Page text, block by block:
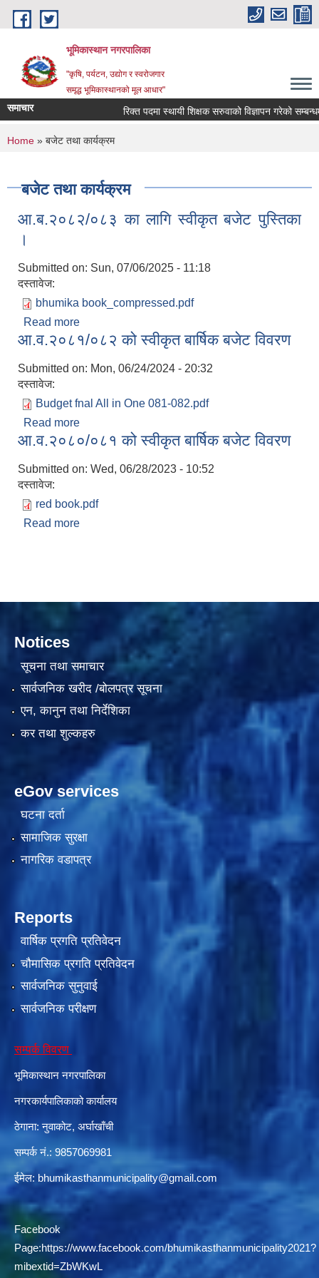
Skip to main content
भूमिकास्थान नगरपालिका
"कृषि, पर्यटन, उद्योग र स्वरोजगार
समृद्ध भूमिकास्थानको मूल आधार"
समाचार रिक्त पदमा स्थायी शिक्षक सरुवाको विज्ञापन गरेको सम्बन्धमा
You are here
Home » बजेट तथा कार्यक्रम
बजेट तथा कार्यक्रम
आ.ब.२०८२/०८३ का लागि स्वीकृत बजेट पुस्तिका
।
Submitted on: Sun, 07/06/2025 - 11:18
दस्तावेज:
bhumika book_compressed.pdf
Read more
आ.व.२०८१/०८२ को स्वीकृत बार्षिक बजेट विवरण
Submitted on: Mon, 06/24/2024 - 20:32
दस्तावेज:
Budget fnal All in One 081-082.pdf
Read more
आ.व.२०८०/०८१ को स्वीकृत बार्षिक बजेट विवरण
Submitted on: Wed, 06/28/2023 - 10:52
दस्तावेज:
red book.pdf
Read more
Notices
सूचना तथा समाचार
सार्वजनिक खरीद /बोलपत्र सूचना
एन, कानुन तथा निर्देशिका
कर तथा शुल्कहरु
eGov services
घटना दर्ता
सामाजिक सुरक्षा
नागरिक वडापत्र
Reports
वार्षिक प्रगति प्रतिवेदन
चौमासिक प्रगति प्रतिवेदन
सार्वजनिक सुनुवाई
सार्वजनिक परीक्षण
सम्पर्क विवरण
भूमिकास्थान नगरपालिका
नगरकार्यपालिकाको कार्यालय
ठेगाना: नुवाकोट, अर्घाखाँची
सम्पर्क नं.: 9857069981
ईमेल: bhumikasthanmunicipality@gmail.com
Facebook
Page:https://www.facebook.com/bhumikasthanmunicipality2021?
mibextid=ZbWKwL